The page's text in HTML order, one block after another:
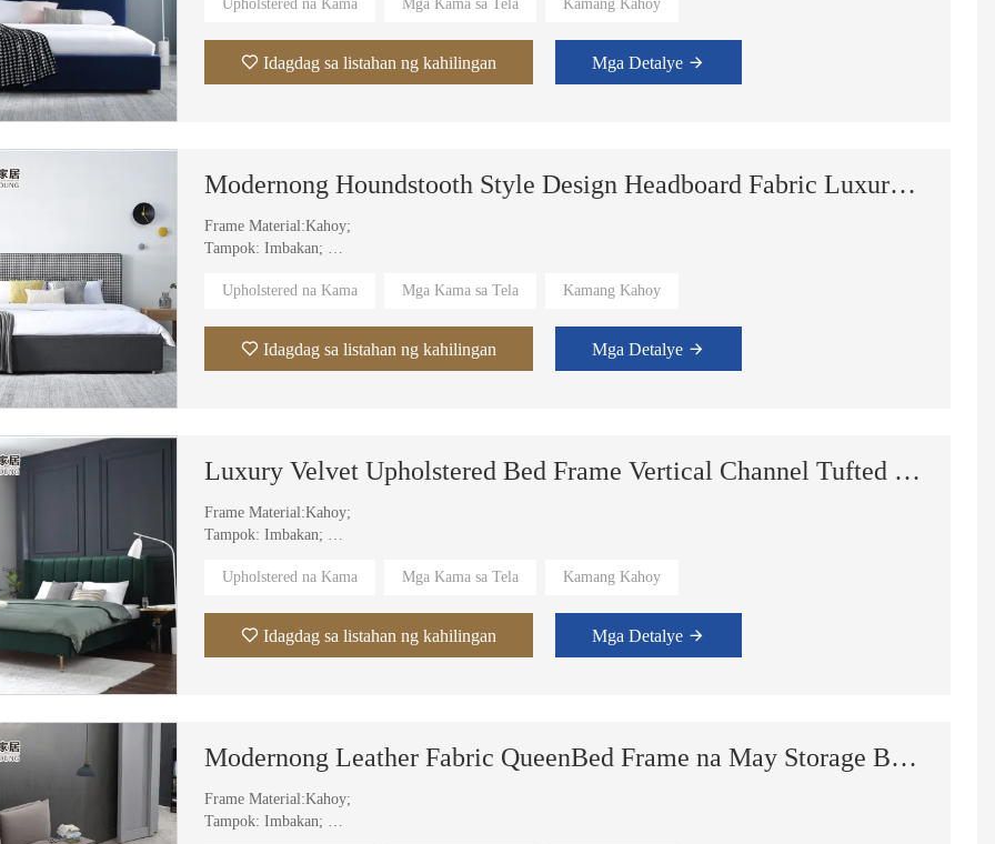
Modernong Minimalist na Frameless na Tela na Foam Sponge na Muwebles na Walang Buto na Vacuum na Sala Sectional Couch na Naka-compress na Sofa
Materyal sa Pabalat: Tela, Balat;
Upholstered na Kama Mga Kama sa Tela Kamang Kahoy
Idagdag sa listahan ng kahilingan Mga Detalye
Modernong Houndstooth Style Design Headboard Fabric Luxury Hotel King Size Double Bed Furniture
Frame Material:Kahoy;
Tampok: Imbakan;
Materyal sa Pabalat: Tela, Balat;
Upholstered na Kama Mga Kama sa Tela Kamang Kahoy
Idagdag sa listahan ng kahilingan Mga Detalye
Luxury Velvet Upholstered Bed Frame Vertical Channel Tufted Headboard Double Storage Bed
Frame Material:Kahoy;
Tampok: Imbakan;
Materyal sa Pabalat: Tela, Balat;
Upholstered na Kama Mga Kama sa Tela Kamang Kahoy
Idagdag sa listahan ng kahilingan Mga Detalye
Modernong Leather Fabric QueenBed Frame na May Storage Box Function na Set ng Furniture sa Silid-tulugan
Frame Material:Kahoy;
Tampok: Imbakan;